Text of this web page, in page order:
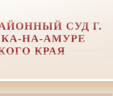
СУД Г.
НА-АМУРЕ
КРАЯ